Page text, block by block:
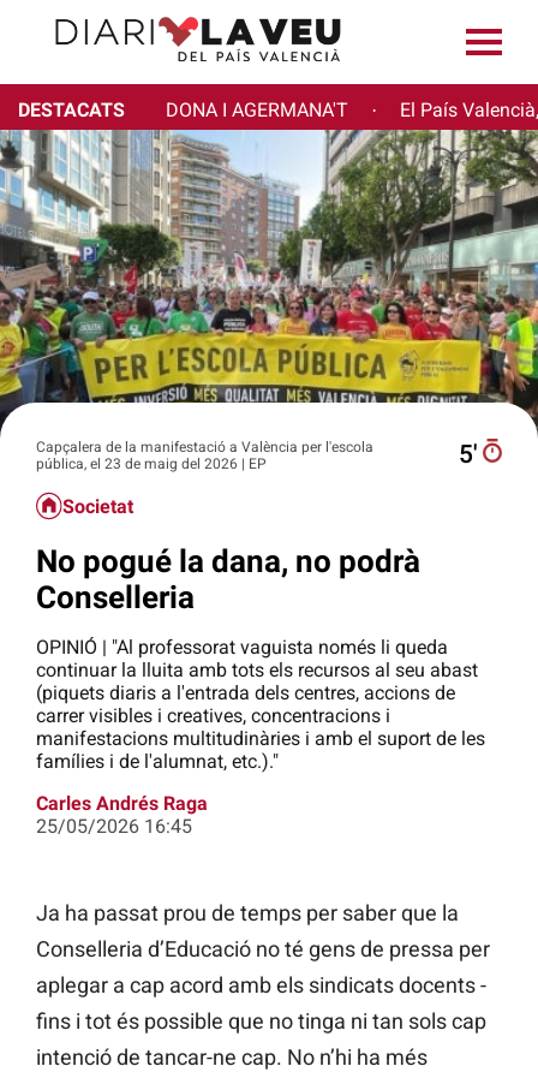
DESTACATS DONA I AGERMANA'T · El País
Capçalera de la manifestació a València per l'escola
pública, el 23 de maig del 2026 | EP
5′
Societat
No pogué la dana, no podrà
Conselleria
OPINIÓ | "Al professorat vaguista només li queda
continuar la lluita amb tots els recursos al seu abast
(piquets diaris a l'entrada dels centres, accions de
carrer visibles i creatives, concentracions i
manifestacions multitudinàries i amb el suport de les
famílies i de l'alumnat, etc.)."
Carles Andrés Raga
25/05/2026 16:45
Ja ha passat prou de temps per saber que la
Conselleria d’Educació no té gens de pressa per
aplegar a cap acord amb els sindicats docents -
fins i tot és possible que no tinga ni tan sols cap
intenció de tancar-ne cap. No n’hi ha més